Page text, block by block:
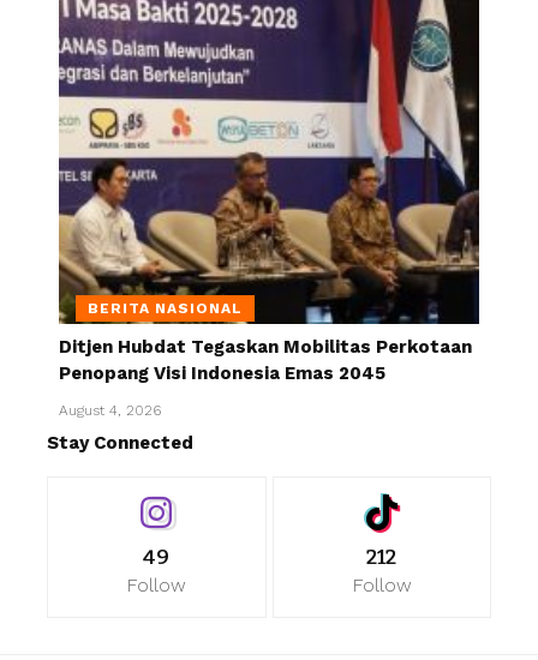
BERITA NASIONAL
Ditjen Hubdat Tegaskan Mobilitas Perkotaan
Penopang Visi Indonesia Emas 2045
August 4, 2026
Stay Connected
49
Follow
212
Follow